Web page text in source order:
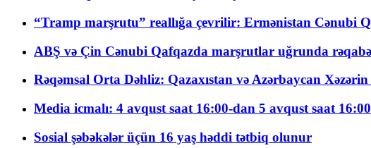
“Tramp marşrutu” reallığa çevrilir: Ermənistan Cənubi
ABŞ və Çin Cənubi Qafqazda marşrutlar uğrunda
Rəqəmsal Orta Dəhliz: Qazaxıstan və Azərbaycan
Media icmalı: 4 avqust saat 16:00-dan 5 avqust saat
Sosial şəbəkələr üçün 16 yaş həddi tətbiq olunur